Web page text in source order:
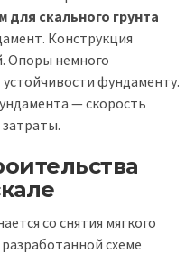
скального грунта
Конструкция
Опоры немного
фундаменту.
— скорость
со снятия мягкого
схеме